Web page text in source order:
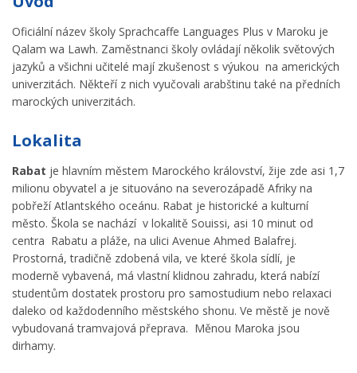
Oficiální název školy Sprachcaffe Languages Plus v Maroku je
Qalam wa Lawh. Zaměstnanci školy ovládají několik světových
jazyků a všichni učitelé mají zkušenost s výukou na amerických
univerzitách. Někteří z nich vyučovali arabštinu také na předních
marockých univerzitách.
Lokalita
Rabat je hlavním městem Marockého království, žije zde asi 1,7
milionu obyvatel a je situováno na severozápadě Afriky na
pobřeží Atlantského oceánu. Rabat je historické a kulturní
město. Škola se nachází v lokalitě Souissi, asi 10 minut od
centra Rabatu a pláže, na ulici Avenue Ahmed Balafrej.
Prostorná, tradičně zdobená vila, ve které škola sídlí, je
moderně vybavená, má vlastní klidnou zahradu, která nabízí
studentům dostatek prostoru pro samostudium nebo relaxaci
daleko od každodenního městského shonu. Ve městě je nově
vybudovaná tramvajová přeprava. Měnou Maroka jsou
dirhamy.